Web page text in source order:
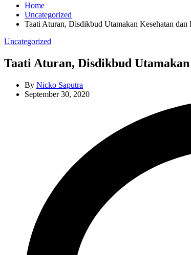
Home
Uncategorized
Taati Aturan, Disdikbud Utamakan Kesehatan dan
Categories
Uncategorized
Taati Aturan, Disdikbud
By Nicko Saputra
September 30, 2020